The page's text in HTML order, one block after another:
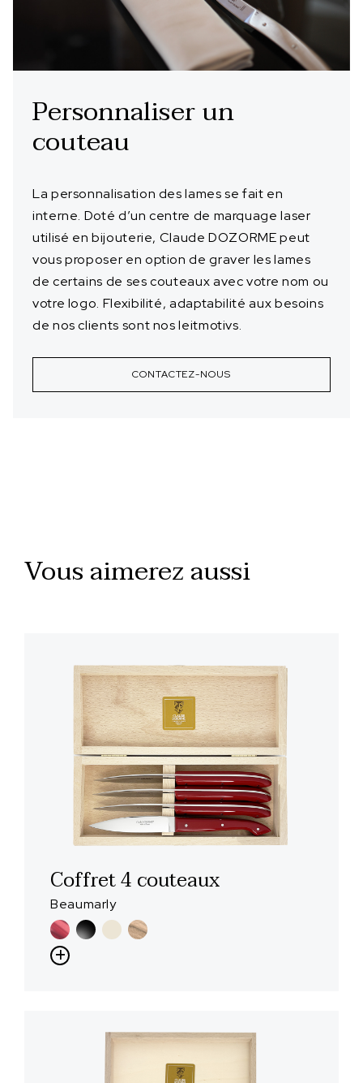
Personnaliser un
couteau
La personnalisation des lames se fait en
interne. Doté d’un centre de marquage laser
utilisé en bijouterie, Claude DOZORME peut
vous proposer en option de graver les lames
de certains de ses couteaux avec votre nom ou
votre logo. Flexibilité, adaptabilité aux besoins
de nos clients sont nos leitmotivs.
CONTACTEZ-NOUS
Vous aimerez aussi
Coffret 4 couteaux
Beaumarly